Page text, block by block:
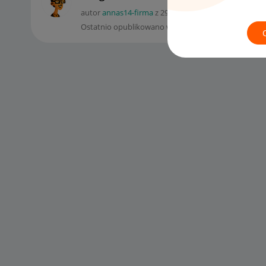
autorannas14-firma z‎29-06-2022
Ostatnio opublikowano w dniu
09:32,